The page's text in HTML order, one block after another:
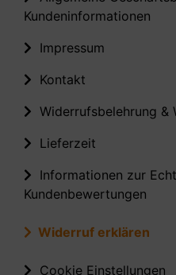
Kundeninformationen
Impressum
Kontakt
Widerrufsbelehrung &
Lieferzeit
Informationen zur
Kundenbewertungen
Widerruf erklären
Cookie Einstellungen